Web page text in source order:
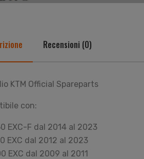
Recensioni (0)
KTM Official Spareparts
con:
EXC-F dal 2014 al 2023
EXC dal 2012 al 2023
EXC dal 2009 al 2011